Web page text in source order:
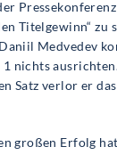
Pressekonferenz
Titelgewinn“ zu
Medvedev
nichts
Satz verlor er
großen Erfolg